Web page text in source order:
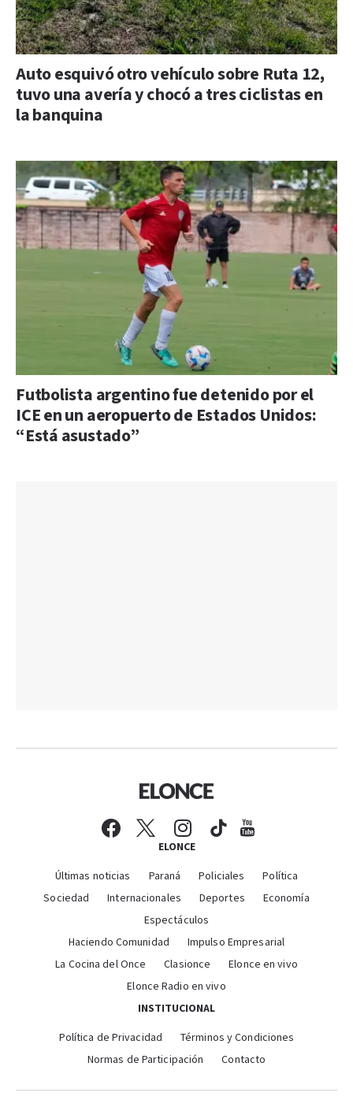
Auto esquivó otro vehículo sobre Ruta 12,
tuvo una avería y chocó a tres ciclistas en
la banquina
Futbolista argentino fue detenido por el
ICE en un aeropuerto de Estados Unidos:
“Está asustado”
ELONCE
Últimas noticias Paraná Policiales
Política
Sociedad
Internacionales Deportes
Economía
Espectáculos
Haciendo Comunidad
Impulso Empresarial
La Cocina del Once
Clasionce
Elonce en vivo
Elonce Radio en vivo
INSTITUCIONAL
Política de Privacidad
Términos y Condiciones
Normas de Participación
Contacto